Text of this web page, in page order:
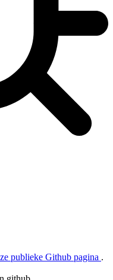
publieke Github pagina .